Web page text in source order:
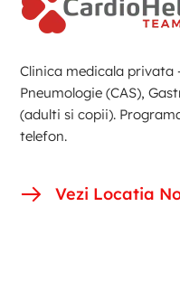
Clinica medicala privata
Pneumologie (CAS),
(adulti si copii).
telefon.
Vezi Locatia